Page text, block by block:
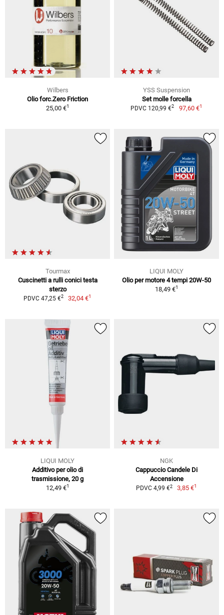
Wilbers
Olio forc.Zero Friction
25,00 €1
YSS Suspension
Set molle forcella
PDVC 120,99 €2 97,60 €1
Tourmax
Cuscinetti a rulli conici testa
sterzo
PDVC 47,25 €2 32,04 €1
LIQUI MOLY
Olio per motore 4 tempi 20W-50
18,49 €1
LIQUI MOLY
Additivo per olio di
trasmissione, 20 g
12,49 €1
NGK
Cappuccio Candele Di
Accensione
PDVC 4,99 €2 3,85 €1